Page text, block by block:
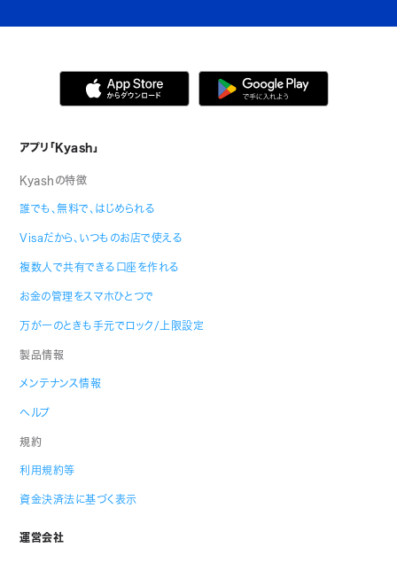
アプリ「Kyash」
Kyashの特徴
誰でも、無料で、はじめられる
Visaだから、いつものお店で使える
複数人で共有できる口座を作れる
お金の管理をスマホひとつで
万が一のときも手元でロック/上限設定
製品情報
メンテナンス情報
ヘルプ
規約
利用規約等
資金決済法に基づく表示
運営会社